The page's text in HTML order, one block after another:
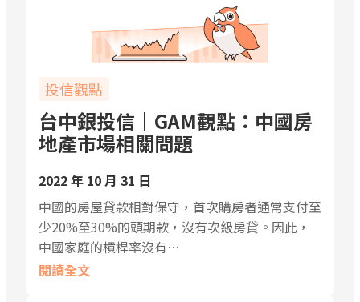
投信觀點
台中銀投信｜GAM觀點：中國房
地產市場相關問題
2022 年 10 月 31 日
中國的房屋貸款相對保守，首次購房者通常支付至
少20%至30%的頭期款，沒有次級房貸。因此，
中國家庭的槓桿率沒有…
閱讀全文